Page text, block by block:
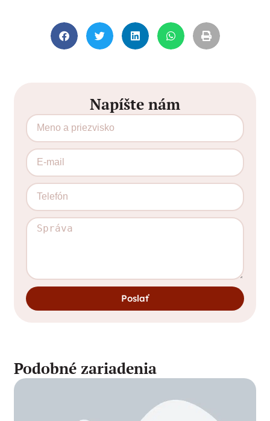
Napíšte nám
Poslať
Podobné zariadenia